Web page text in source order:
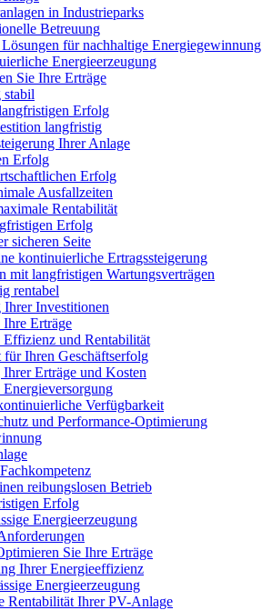
in Industrieparks
Betreuung
für nachhaltige Energiegewinnung
Energieerzeugung
Sie Ihre Erträge
stabil
Erfolg
langfristig
Ihrer Anlage
Erfolg
Erfolg
Ausfallzeiten
Rentabilität
Erfolg
sicheren Seite
kontinuierliche Ertragssteigerung
mit langfristigen Wartungsverträgen
rentabel
Ihrer Investitionen
Erträge
Effizienz und Rentabilität
Ihren Geschäftserfolg
Erträge und Kosten
Verfügbarkeit
und Performance-Optimierung
reibungslosen Betrieb
Erfolg
Energieerzeugung
Sie Ihre Erträge
Ihrer Energieeffizienz
Energieerzeugung
Rentabilität Ihrer PV-Anlage